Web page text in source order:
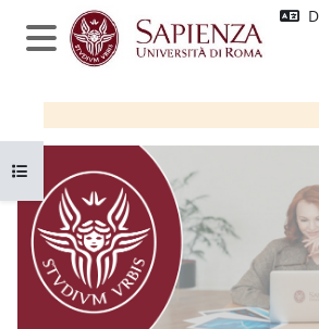
Zum Hauptinhalt
Website-Übersicht
Kursindex öffnen